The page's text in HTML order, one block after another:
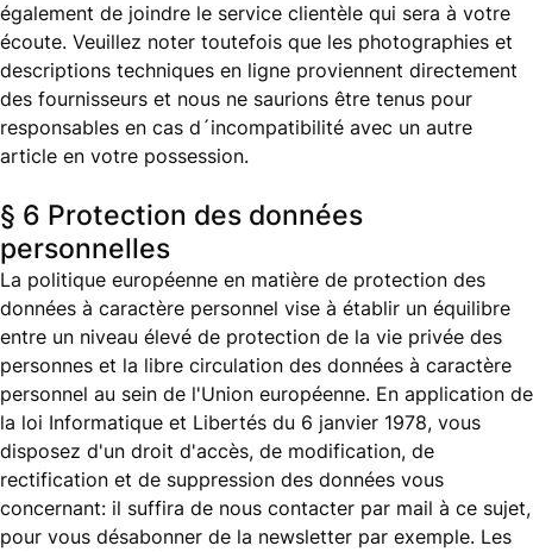
également de joindre le service clientèle qui sera à votre
écoute. Veuillez noter toutefois que les photographies et
descriptions techniques en ligne proviennent directement
des fournisseurs et nous ne saurions être tenus pour
responsables en cas d´incompatibilité avec un autre
article en votre possession.
§ 6 Protection des données
personnelles
La politique européenne en matière de protection des
données à caractère personnel vise à établir un équilibre
entre un niveau élevé de protection de la vie privée des
personnes et la libre circulation des données à caractère
personnel au sein de l'Union européenne. En application de
la loi Informatique et Libertés du 6 janvier 1978, vous
disposez d'un droit d'accès, de modification, de
rectification et de suppression des données vous
concernant: il suffira de nous contacter par mail à ce sujet,
pour vous désabonner de la newsletter par exemple. Les